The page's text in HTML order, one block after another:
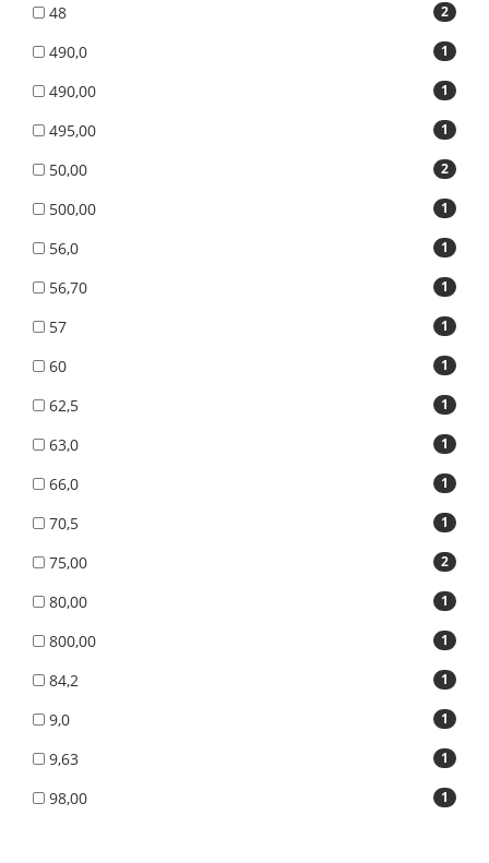
2
48
1
490,0
1
490,00
1
495,00
2
50,00
1
500,00
1
56,0
1
56,70
1
57
1
60
1
62,5
1
63,0
1
66,0
1
70,5
2
75,00
1
80,00
1
800,00
1
84,2
1
9,0
1
9,63
1
98,00